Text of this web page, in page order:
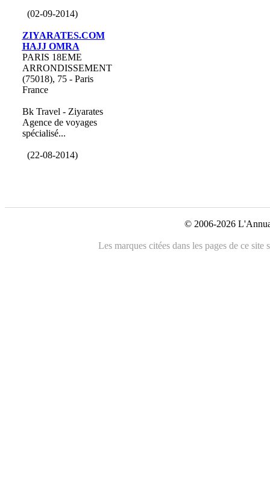
(02-09-2014)
ZIYARATES.COM
HAJJ OMRA
PARIS 18EME
ARRONDISSEMENT
(75018), 75 - Paris
France
Bk Travel - Ziyarates
Agence de voyages
spécialisé...
(22-08-2014)
© 2006-2026
Les marques citées dans les pages de ce